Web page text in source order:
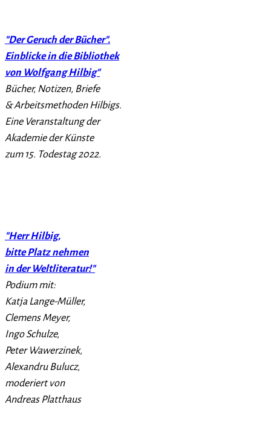
"Der Geruch der Bücher".
Einblicke in die Bibliothek
von Wolfgang Hilbig"
Bücher, Notizen, Briefe
& Arbeitsmethoden Hilbigs.
Eine Veranstaltung der
Akademie der Künste
zum 15. Todestag 2022.
"Herr Hilbig,
bitte Platz nehmen
in der Weltliteratur!"
Podium mit:
Katja Lange-Müller,
Clemens Meyer,
Ingo Schulze,
Peter Wawerzinek,
Alexandru Bulucz,
moderiert von
Andreas Platthaus